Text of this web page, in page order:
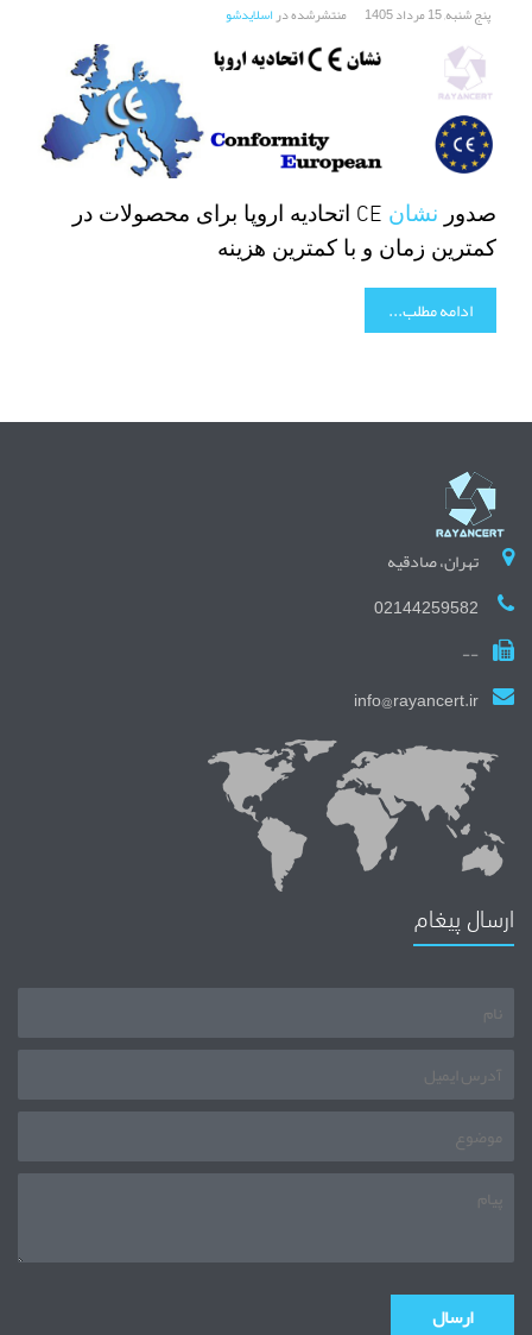
پنج شنبه, 15 مرداد 1405 منتشرشده دراسلایدشو
صدور نشان CE اتحادیه اروپا برای محصولات در
کمترین زمان و با کمترین هزینه
ادامه مطلب...
تهران، صادقیه
02144259582
--
info@rayancert.ir
ارسال پیغام